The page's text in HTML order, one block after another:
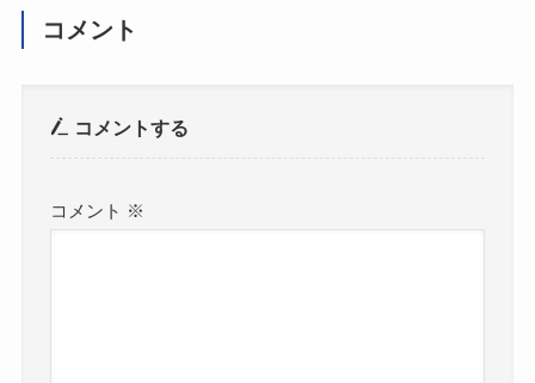
コメント
コメントする
コメント ※